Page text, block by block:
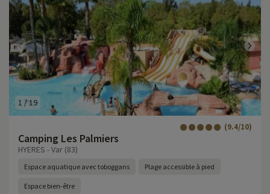
1 /19
Camping Les Palmiers
(9.4/10)
HYERES - Var (83)
Espace aquatique avec toboggans Plage accessible à pied
Espace bien-être